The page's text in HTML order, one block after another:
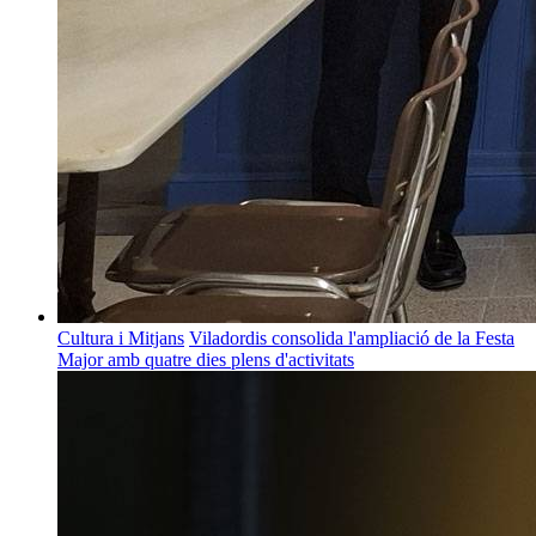
Cultura i Mitjans Viladordis consolida l'ampliació de la Festa
Major amb quatre dies plens d'activitats